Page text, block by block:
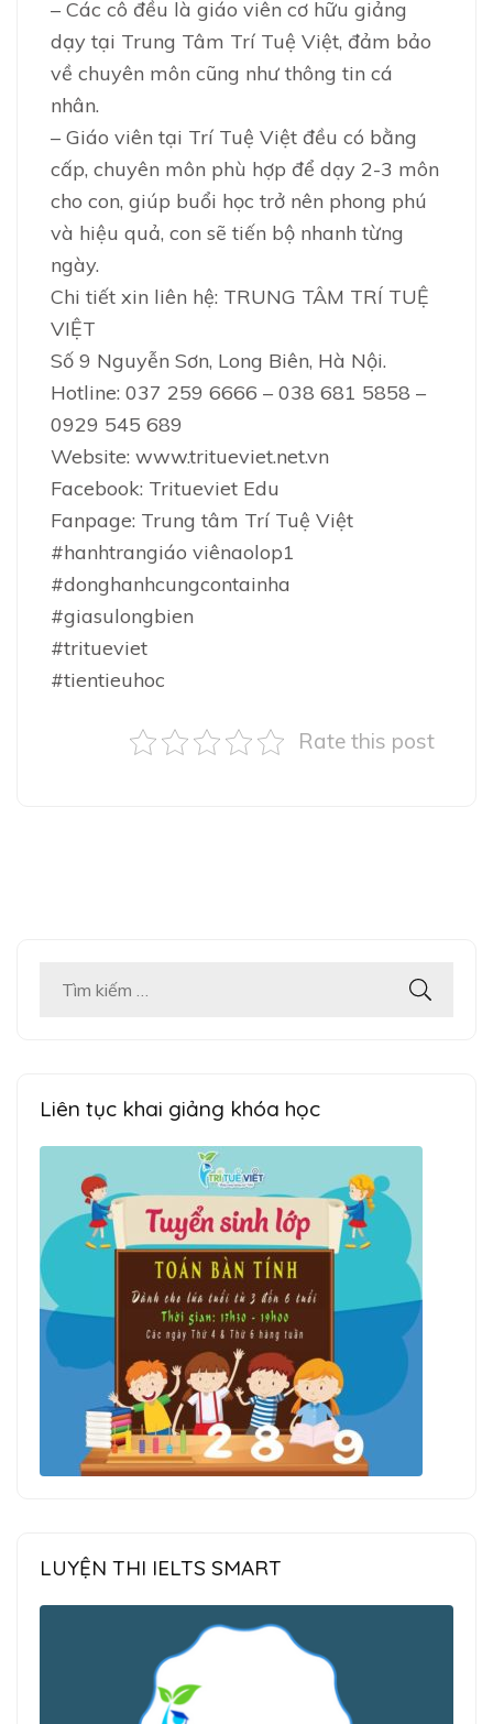
– Các cô đều là giáo viên cơ hữu giảng
dạy tại Trung Tâm Trí Tuệ Việt, đảm bảo
về chuyên môn cũng như thông tin cá
nhân.
– Giáo viên tại Trí Tuệ Việt đều có bằng
cấp, chuyên môn phù hợp để dạy 2-3 môn
cho con, giúp buổi học trở nên phong phú
và hiệu quả, con sẽ tiến bộ nhanh từng
ngày.
Chi tiết xin liên hệ: TRUNG TÂM TRÍ TUỆ
VIỆT
Số 9 Nguyễn Sơn, Long Biên, Hà Nội.
Hotline: 037 259 6666 – 038 681 5858 –
0929 545 689
Website: www.tritueviet.net.vn
Facebook: Tritueviet Edu
Fanpage: Trung tâm Trí Tuệ Việt
#hanhtrangiáo viênaolop1
#donghanhcungcontainha
#giasulongbien
#tritueviet
#tientieuhoc
Rate this post
Tìm
Liên tục khai giảng khóa học
LUYỆN THI IELTS SMART